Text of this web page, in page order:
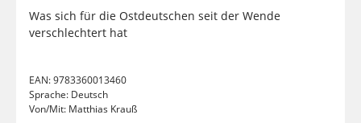
Was sich für die Ostdeutschen seit der Wende
verschlechtert hat
EAN:9783360013460
Sprache: Deutsch
Von/Mit: Matthias Krauß